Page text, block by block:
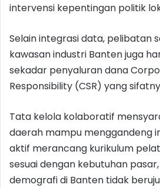
intervensi kepentingan politik
Selain integrasi data, pelibatan
kawasan industri Banten juga
sekadar penyaluran dana
Responsibility (CSR) yang
Tata kelola kolaboratif
daerah mampu menggandeng
aktif merancang kurikulum
sesuai dengan kebutuhan
demografi di Banten tidak